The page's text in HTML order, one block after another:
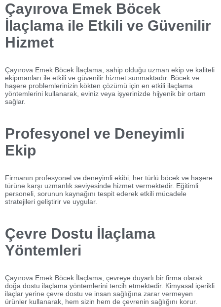
Çayırova Emek Böcek
İlaçlama ile Etkili ve Güvenilir
Hizmet
Çayırova Emek Böcek İlaçlama, sahip olduğu uzman ekip ve kaliteli
ekipmanları ile etkili ve güvenilir hizmet sunmaktadır. Böcek ve
haşere problemlerinizin kökten çözümü için en etkili ilaçlama
yöntemlerini kullanarak, eviniz veya işyerinizde hijyenik bir ortam
sağlar.
Profesyonel ve Deneyimli
Ekip
Firmanın profesyonel ve deneyimli ekibi, her türlü böcek ve haşere
türüne karşı uzmanlık seviyesinde hizmet vermektedir. Eğitimli
personeli, sorunun kaynağını tespit ederek etkili mücadele
stratejileri geliştirir ve uygular.
Çevre Dostu İlaçlama
Yöntemleri
Çayırova Emek Böcek İlaçlama, çevreye duyarlı bir firma olarak
doğa dostu ilaçlama yöntemlerini tercih etmektedir. Kimyasal içerikli
ilaçlar yerine çevre dostu ve insan sağlığına zarar vermeyen
ürünler kullanarak, hem sizin hem de çevrenin sağlığını korur.